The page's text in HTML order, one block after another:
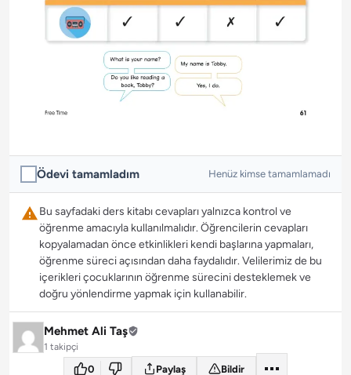
Ödevi tamamladım Henüz kimse tamamlamadı
Bu sayfadaki ders kitabı cevapları yalnızca kontrol ve
öğrenme amacıyla kullanılmalıdır. Öğrencilerin cevapları
kopyalamadan önce etkinlikleri kendi başlarına yapmaları,
öğrenme süreci açısından daha faydalıdır. Velilerimiz de bu
içerikleri çocuklarının öğrenme sürecini desteklemek ve
doğru yönlendirme yapmak için kullanabilir.
Mehmet Ali Taş
1 takipçi
0 Paylaş Bildir